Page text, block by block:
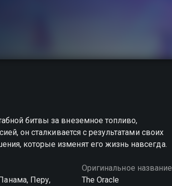
битвы за внеземное топливо,
он сталкивается с результатами своих
которые изменят его жизнь навсегда.
Перу,
Оригинальное название
The Oracle